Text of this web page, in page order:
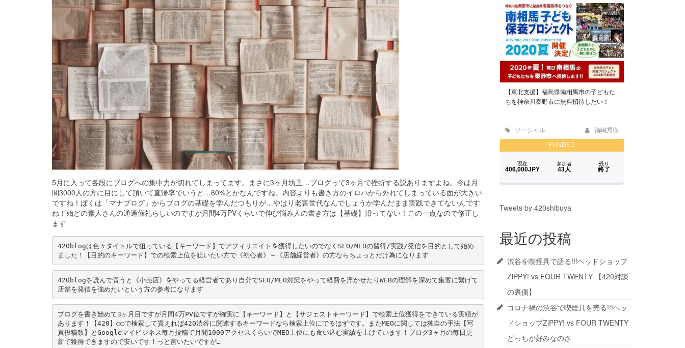
5月に入って各段にブログへの集中力が切れてしまってます。まさに3ヶ月坊主…ブログって3ヶ月で挫折する説ありますよね。今は月
間3000人の方に目にして頂いて直帰率でいうと…60%とかなんですね。内容よりも書き方のイロハから外れてしまっている面が大きい
ですね！ぼくは「マナブログ」からブログの基礎を学んだつもりが…やはり老害世代なんでしょうか学んだまま実践できてないんです
ね！殆どの素人さんの通過儀礼らしいのですが月間4万PVくらいで伸び悩み人の書き方は【基礎】沿ってない！この一点なので修正し
ます
420blogは色々タイトルで狙っている【キーワード】でアフィリエイトを獲得したいのでなくSEO/MEOの習得/実践/発信を目的として始め
ました！【目的のキーワード】での検索上位を狙いたい方で《初心者》＋《店舗経営者》の方ならちょっとだけ為になります
420blogを読んで貰うと《小売店》をやってる経営者であり自分でSEO/MEO対策をやって経費を浮かせたりWEBの理解を深めて集客に繋げて
店舗を発信を強めたいという方の参考になります
ブログを書き始めて3ヶ月目ですが月間4万PV位ですが確実に【キーワード】と【サジェストキーワード】で検索上位獲得をできている実績が
あります！【420】○○で検索して貰えれば420渋谷に関連するキーワードなら検索上位にでるはずです。またMEOに関しては独自の手法【写
真投稿数】とGoogleマイビジネス毎月投稿で月間1000アクセスくらいでMEO上位にも食い込む実績を上げています！ブログ3ヶ月の毎日更
新で獲得できますので安いです！っと言いたいですが…
Tweets by 420shibuya
最近の投稿
渋谷を喫煙具で語る!!!ヘッドショップ
ZiPPY! vs FOUR TWENTY 【420対談
の裏側】
コロナ禍の渋谷で喫煙具を売る!!!ヘッ
ドショップZiPPY! vs FOUR TWENTY
どっちが好みなのさ